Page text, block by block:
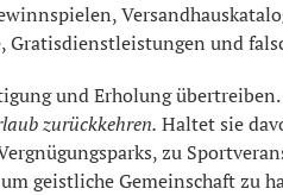
Gratisdienstleistungen und
und Erholung übertreiben.
zurückkehren. Haltet sie
zu
geistliche Gemeinschaft zu